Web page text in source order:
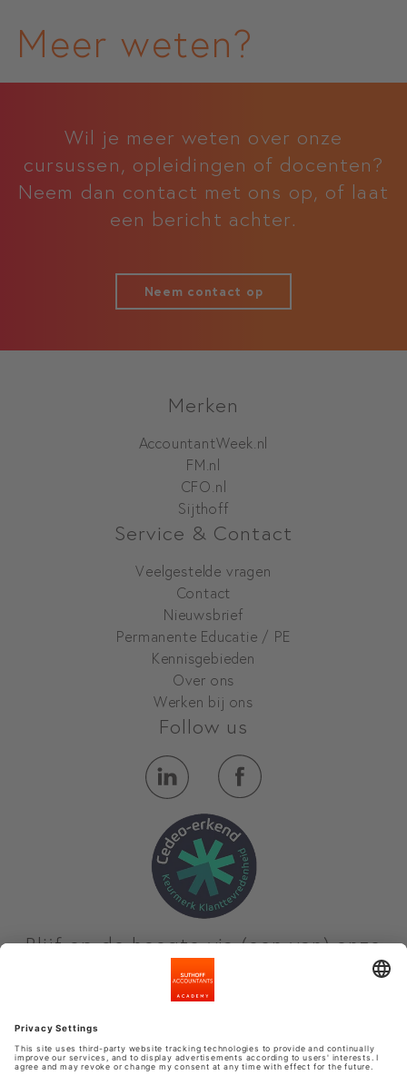
Meer weten?
Wil je meer weten over onze
cursussen, opleidingen of docenten?
Neem dan contact met ons op, of laat
een bericht achter.
Neem contact op
Merken
AccountantWeek.nl
FM.nl
CFO.nl
Sijthoff
Service & Contact
Veelgestelde vragen
Contact
Nieuwsbrief
Permanente Educatie / PE
Kennisgebieden
Over ons
Werken bij ons
Follow us
Blijf op de hoogte via (een van) onze
nieuwsbrieven